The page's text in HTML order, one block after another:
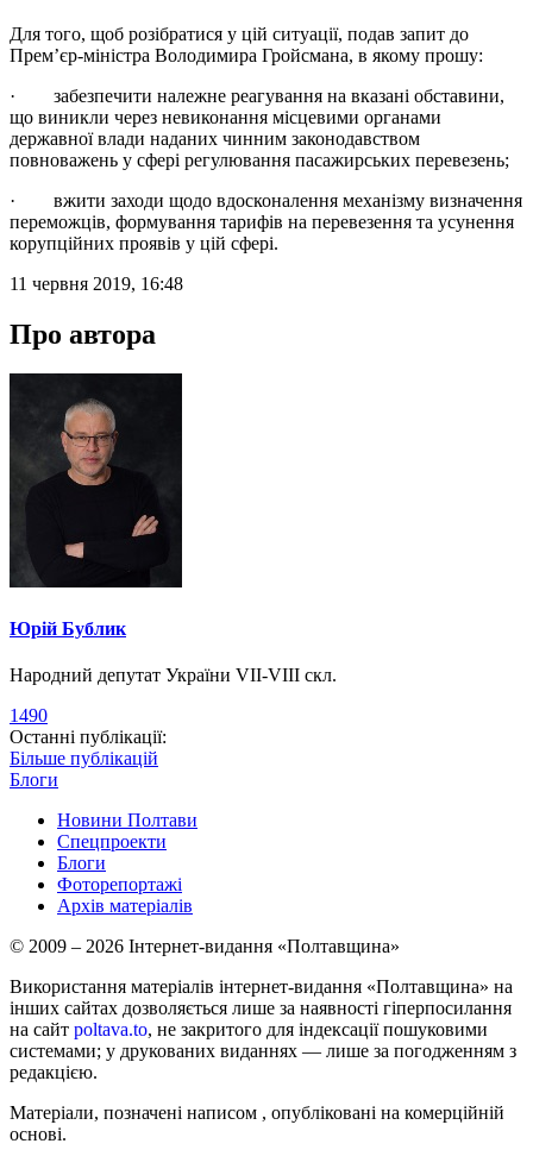
Для того, щоб розібратися у цій ситуації, подав запит до
Прем’єр-міністра Володимира Гройсмана, в якому прошу:
· забезпечити належне реагування на вказані обставини,
що виникли через невиконання місцевими органами
державної влади наданих чинним законодавством
повноважень у сфері регулювання пасажирських перевезень;
· вжити заходи щодо вдосконалення механізму визначення
переможців, формування тарифів на перевезення та усунення
корупційних проявів у цій сфері.
11 червня 2019, 16:48
Про автора
Юрій Бублик
Народний депутат України VII-VIII скл.
1490
Останні публікації:
Більше публікацій
Блоги
Новини Полтави
Спецпроекти
Блоги
Фоторепортажі
Архів матеріалів
© 2009 – 2026 Інтернет-видання «Полтавщина»
Використання матеріалів інтернет-видання «Полтавщина» на
інших сайтах дозволяється лише за наявності гіперпосилання
на сайт poltava.to, не закритого для індексації пошуковими
системами; у друкованих виданнях — лише за погодженням з
редакцією.
Матеріали, позначені написом , опубліковані на комерційній
основі.